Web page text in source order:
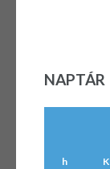
NAPTÁR
h K